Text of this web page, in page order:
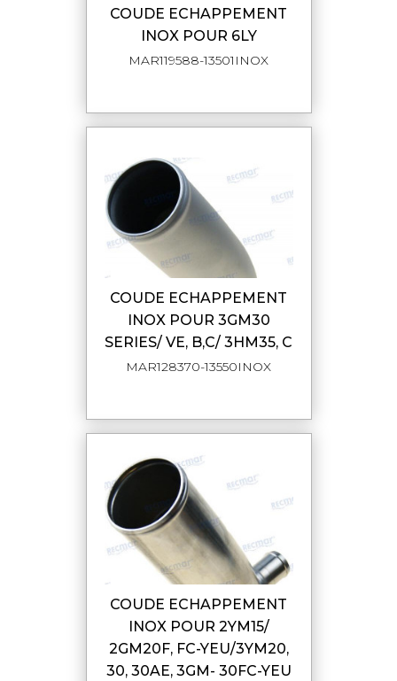
COUDE ECHAPPEMENT
INOX POUR 6LY
MAR119588-13501INOX
COUDE ECHAPPEMENT
INOX POUR 3GM30
SERIES/ VE, B,C/ 3HM35, C
MAR128370-13550INOX
COUDE ECHAPPEMENT
INOX POUR 2YM15/
2GM20F, FC-YEU/3YM20,
30, 30AE, 3GM- 30FC-YEU